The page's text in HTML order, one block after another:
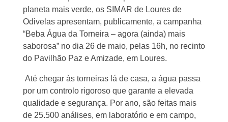
planeta mais verde, os SIMAR de Loures de
Odivelas apresentam, publicamente, a campanha
“Beba Água da Torneira – agora (ainda) mais
saborosa” no dia 26 de maio, pelas 16h, no recinto
do Pavilhão Paz e Amizade, em Loures.
Até chegar às torneiras lá de casa, a água passa
por um controlo rigoroso que garante a elevada
qualidade e segurança. Por ano, são feitas mais
de 25.500 análises, em laboratório e em campo,